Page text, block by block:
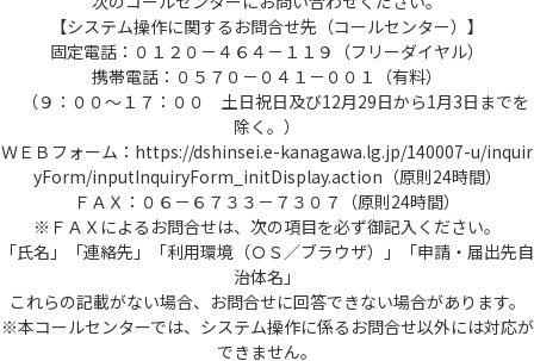
【システム操作に関するお問合せ先（コールセンター）】
固定電話：０１２０－４６４－１１９（フリーダイヤル）
携帯電話：０５７０－０４１－００１（有料）
（９：００～１７：００ 土日祝日及び12月29日から1月3日までを
除く。）
ＷＥＢフォーム：https://dshinsei.e-kanagawa.lg.jp/140007-u/inquir
yForm/inputInquiryForm_initDisplay.action（原則24時間）
ＦＡＸ：０６－６７３３－７３０７（原則24時間）
※ＦＡＸによるお問合せは、次の項目を必ず御記入ください。
「氏名」「連絡先」「利用環境（ＯＳ／ブラウザ）」「申請・届出先自
治体名」
これらの記載がない場合、お問合せに回答できない場合があります。
※本コールセンターでは、システム操作に係るお問合せ以外には対応が
できません。